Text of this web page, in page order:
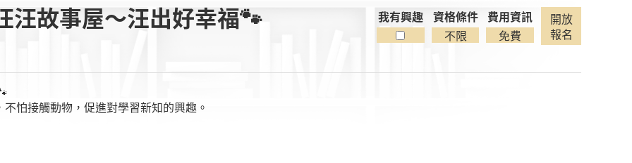
跳
視
汪故事屋～汪出好幸福🐾 我有興趣 資格條件
不限
費用資訊
免費
開放
報名
怕接觸動物，促進對學習新知的興趣。